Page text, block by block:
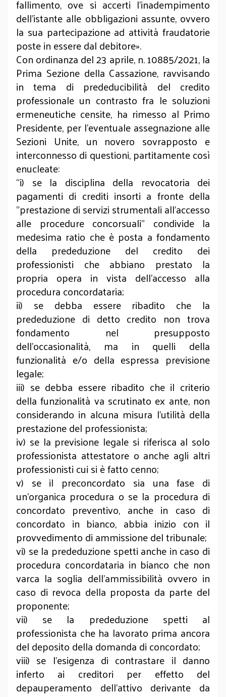
fallimento, ove si accerti l'inadempimento
dell'istante alle obbligazioni assunte, ovvero
la sua partecipazione ad attività fraudatorie
poste in essere dal debitore».
Con ordinanza del 23 aprile, n. 10885/2021, la
Prima Sezione della Cassazione, ravvisando
in tema di prededucibilità del credito
professionale un contrasto fra le soluzioni
ermeneutiche censite, ha rimesso al Primo
Presidente, per l’eventuale assegnazione alle
Sezioni Unite, un novero sovrapposto e
interconnesso di questioni, partitamente così
enucleate:
“i) se la disciplina della revocatoria dei
pagamenti di crediti insorti a fronte della
"prestazione di servizi strumentali all'accesso
alle procedure concorsuali" condivide la
medesima ratio che è posta a fondamento
della prededuzione del credito dei
professionisti che abbiano prestato la
propria opera in vista dell'accesso alla
procedura concordataria;
ii) se debba essere ribadito che la
prededuzione di detto credito non trova
fondamento nel presupposto
dell'occasionalità, ma in quelli della
funzionalità e/o della espressa previsione
legale;
iii) se debba essere ribadito che il criterio
della funzionalità va scrutinato ex ante, non
considerando in alcuna misura l'utilità della
prestazione del professionista;
iv) se la previsione legale si riferisca al solo
professionista attestatore o anche agli altri
professionisti cui si è fatto cenno;
v) se il preconcordato sia una fase di
un'organica procedura o se la procedura di
concordato preventivo, anche in caso di
concordato in bianco, abbia inizio con il
provvedimento di ammissione del tribunale;
vi) se la prededuzione spetti anche in caso di
procedura concordataria in bianco che non
varca la soglia dell'ammissibilità ovvero in
caso di revoca della proposta da parte del
proponente;
vii) se la prededuzione spetti al
professionista che ha lavorato prima ancora
del deposito della domanda di concordato;
viii) se l'esigenza di contrastare il danno
inferto ai creditori per effetto del
depauperamento dell'attivo derivante da